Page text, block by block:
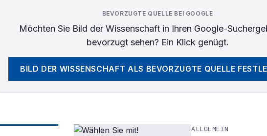
BEVORZUGTE QUELLE BEI GOOGLE
Möchten Sie Bild der Wissenschaftin Ihren Google-
bevorzugt sehen? Ein Klick genügt.
BILD DER WISSENSCHAFT ALS BEVORZUGTE QUELLE
ALLGEMEIN